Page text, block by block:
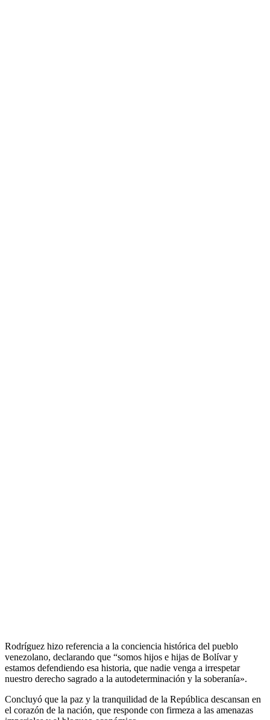
Rodríguez hizo referencia a la conciencia histórica del pueblo
venezolano, declarando que “somos hijos e hijas de Bolívar y
estamos defendiendo esa historia, que nadie venga a irrespetar
nuestro derecho sagrado a la autodeterminación y la soberanía».
Concluyó que la paz y la tranquilidad de la República descansan en
el corazón de la nación, que responde con firmeza a las amenazas